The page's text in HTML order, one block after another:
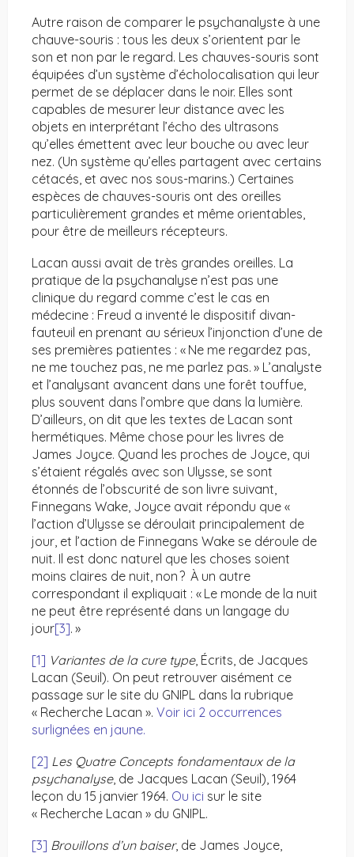
Autre raison de comparer le psychanalyste à une
chauve-souris : tous les deux s’orientent par le
son et non par le regard. Les chauves-souris sont
équipées d’un système d’écholocalisation qui leur
permet de se déplacer dans le noir. Elles sont
capables de mesurer leur distance avec les
objets en interprétant l’écho des ultrasons
qu’elles émettent avec leur bouche ou avec leur
nez. (Un système qu’elles partagent avec certains
cétacés, et avec nos sous-marins.) Certaines
espèces de chauves-souris ont des oreilles
particulièrement grandes et même orientables,
pour être de meilleurs récepteurs.
Lacan aussi avait de très grandes oreilles. La
pratique de la psychanalyse n’est pas une
clinique du regard comme c’est le cas en
médecine : Freud a inventé le dispositif divan-
fauteuil en prenant au sérieux l’injonction d’une de
ses premières patientes : « Ne me regardez pas,
ne me touchez pas, ne me parlez pas. » L’analyste
et l’analysant avancent dans une forêt touffue,
plus souvent dans l’ombre que dans la lumière.
D’ailleurs, on dit que les textes de Lacan sont
hermétiques. Même chose pour les livres de
James Joyce. Quand les proches de Joyce, qui
s’étaient régalés avec son Ulysse, se sont
étonnés de l’obscurité de son livre suivant,
Finnegans Wake, Joyce avait répondu que «
l’action d’Ulysse se déroulait principalement de
jour, et l’action de Finnegans Wake se déroule de
nuit. Il est donc naturel que les choses soient
moins claires de nuit, non ? À un autre
correspondant il expliquait : « Le monde de la nuit
ne peut être représenté dans un langage du
jour[3]. »
[1] Variantes de la cure type, Écrits, de Jacques
Lacan (Seuil). On peut retrouver aisément ce
passage sur le site du GNIPL dans la rubrique
« Recherche Lacan ». Voir ici 2 occurrences
surlignées en jaune.
[2] Les Quatre Concepts fondamentaux de la
psychanalyse, de Jacques Lacan (Seuil), 1964
leçon du 15 janvier 1964. Ou ici sur le site
« Recherche Lacan » du GNIPL.
[3] Brouillons d’un baiser, de James Joyce,